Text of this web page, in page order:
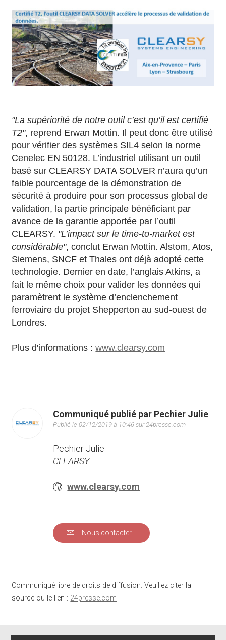
"La supériorité de notre outil c’est qu’il est certifié
T2", reprend Erwan Mottin. Il peut donc être utilisé
pour vérifier des systèmes SIL4 selon la norme
Cenelec EN 50128. L’industriel utilisant un outil
basé sur CLEARSY DATA SOLVER n’aura qu’un
faible pourcentage de la démonstration de
sécurité à produire pour son processus global de
validation, la partie principale bénéficiant par
avance de la garantie apportée par l’outil
CLEARSY. "L’impact sur le time-to-market est
considérable", conclut Erwan Mottin. Alstom, Atos,
Siemens, SNCF et Thales ont déjà adopté cette
technologie. Dernier en date, l’anglais Atkins, a
fait le même choix pour valider les données qui
paramètrent le système d’enclenchement
ferroviaire du projet Shepperton au sud-ouest de
Londres.
Plus d'informations :www.clearsy.com
Communiqué publié par Pechier Julie
Publié le 02/12/2019 à 10:46 sur 24presse.com
Pechier Julie
CLEARSY
www.clearsy.com
Nous contacter
Communiqué libre de droits de diffusion. Veuillez citer la
source ou le lien : 24presse.com